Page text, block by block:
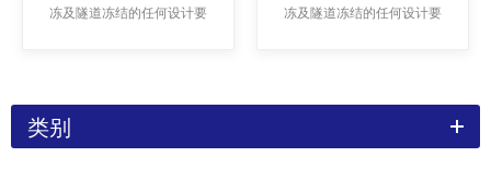
冻及隧道冻结的任何设计要
冻及隧道冻结的任何设计要
类别